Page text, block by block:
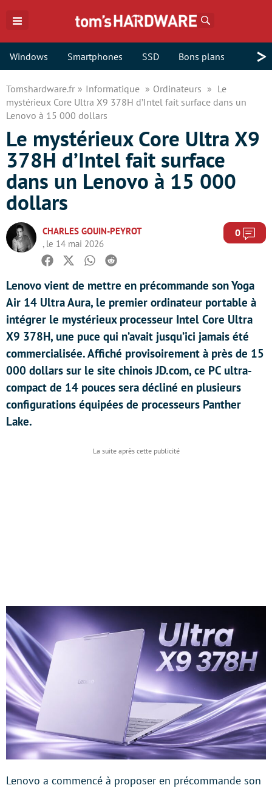
Windows Smartphones SSD Bons plans >
Tomshardware.fr Informatique Ordinateurs
Le
mystérieux Core Ultra X9 378H d’Intel fait surface dans un
Lenovo à 15 000 dollars
Le mystérieux Core Ultra X9
378H d’Intel fait surface
dans un Lenovo à 15 000
dollars
CHARLES GOUIN-PEYROT
, le 14 mai 2026
0
Facebook
TwitterWhatsapp
Reddit
Lenovo vient de mettre en précommande son Yoga
Air 14 Ultra Aura, le premier ordinateur portable à
intégrer le mystérieux processeur Intel Core Ultra
X9 378H, une puce qui n’avait jusqu’ici jamais été
commercialisée. Affiché provisoirement à près de 15
000 dollars sur le site chinois JD.com, ce PC ultra-
compact de 14 pouces sera décliné en plusieurs
configurations équipées de processeurs Panther
Lake.
Lenovo a commencé à proposer en précommande son